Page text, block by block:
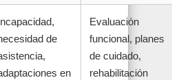
de
en
Evaluación
funcional, planes
de cuidado,
rehabilitación